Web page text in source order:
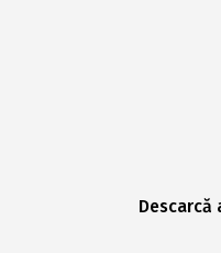
Descarcă